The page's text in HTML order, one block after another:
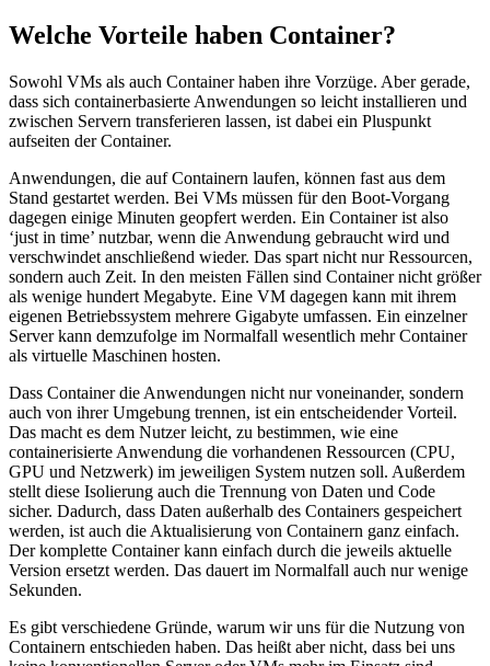
Welche Vorteile haben Container?
Sowohl VMs als auch Container haben ihre Vorzüge. Aber gerade,
dass sich containerbasierte Anwendungen so leicht installieren und
zwischen Servern transferieren lassen, ist dabei ein Pluspunkt
aufseiten der Container.
Anwendungen, die auf Containern laufen, können fast aus dem
Stand gestartet werden. Bei VMs müssen für den Boot-Vorgang
dagegen einige Minuten geopfert werden. Ein Container ist also
‘just in time’ nutzbar, wenn die Anwendung gebraucht wird und
verschwindet anschließend wieder. Das spart nicht nur Ressourcen,
sondern auch Zeit. In den meisten Fällen sind Container nicht größer
als wenige hundert Megabyte. Eine VM dagegen kann mit ihrem
eigenen Betriebssystem mehrere Gigabyte umfassen. Ein einzelner
Server kann demzufolge im Normalfall wesentlich mehr Container
als virtuelle Maschinen hosten.
Dass Container die Anwendungen nicht nur voneinander, sondern
auch von ihrer Umgebung trennen, ist ein entscheidender Vorteil.
Das macht es dem Nutzer leicht, zu bestimmen, wie eine
containerisierte Anwendung die vorhandenen Ressourcen (CPU,
GPU und Netzwerk) im jeweiligen System nutzen soll. Außerdem
stellt diese Isolierung auch die Trennung von Daten und Code
sicher. Dadurch, dass Daten außerhalb des Containers gespeichert
werden, ist auch die Aktualisierung von Containern ganz einfach.
Der komplette Container kann einfach durch die jeweils aktuelle
Version ersetzt werden. Das dauert im Normalfall auch nur wenige
Sekunden.
Es gibt verschiedene Gründe, warum wir uns für die Nutzung von
Containern entschieden haben. Das heißt aber nicht, dass bei uns